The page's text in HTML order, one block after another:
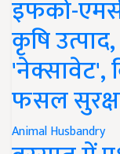
इफको-
कृषि
'नेक्सावेट',
फसल
Animal Husbandry